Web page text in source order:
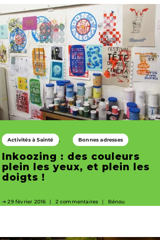
Activités à Sainté Bonnes adresses
Inkoozing : des couleurs
plein les yeux, et plein les
doigts !
29 février 2016 2 commentaires Bénou